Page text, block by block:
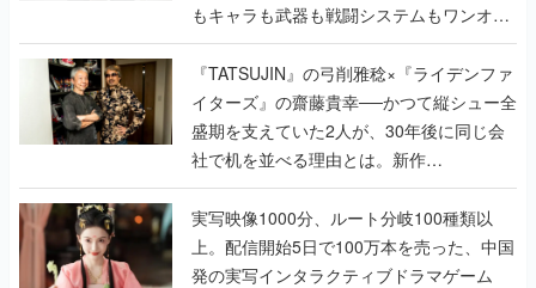
もキャラも武器も戦闘システムもワンオフ
で作り込まれた理由を両ディレクターに聞
く
『TATSUJIN』の弓削雅稔×『ライデンファ
イターズ』の齋藤貴幸──かつて縦シュー全
盛期を支えていた2人が、30年後に同じ会
社で机を並べる理由とは。新作
『TATSUJIN EXTREME』で初タッグを組
んだレジェンド2人に訊く開発秘話
実写映像1000分、ルート分岐100種類以
上。配信開始5日で100万本を売った、中国
発の実写インタラクティブドラマゲーム